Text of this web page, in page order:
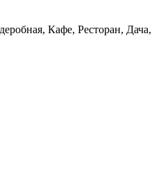
Кафе, Ресторан, Дача,